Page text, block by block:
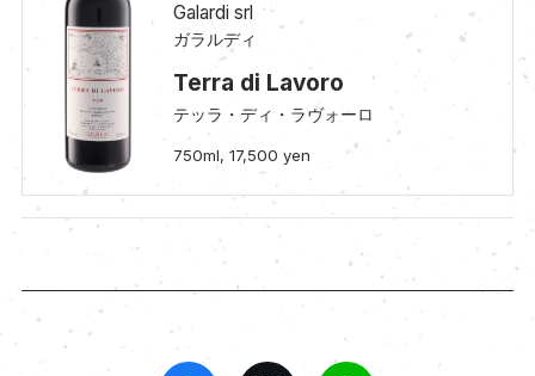
Galardi srl
ガラルディ
Terra di Lavoro
テッラ・ディ・ラヴォーロ
750ml, 17,500 yen